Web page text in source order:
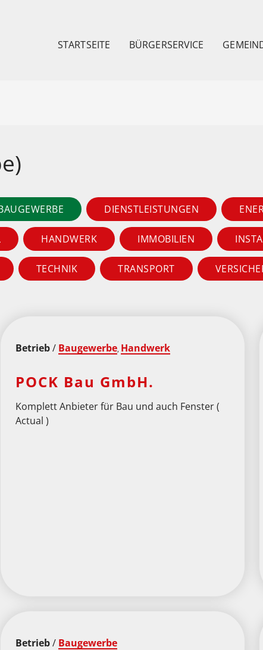
STARTSEITE BÜRGERSERVICE
DIENSTLEISTUNGEN
HANDWERK IMMOBILIEN
TECHNIK TRANSPORT
Betrieb/ Baugewerbe, Handwerk
POCK Bau GmbH.
Komplett Anbieter für Bau und auch Fenster (
Actual )
Betrieb/ Baugewerbe